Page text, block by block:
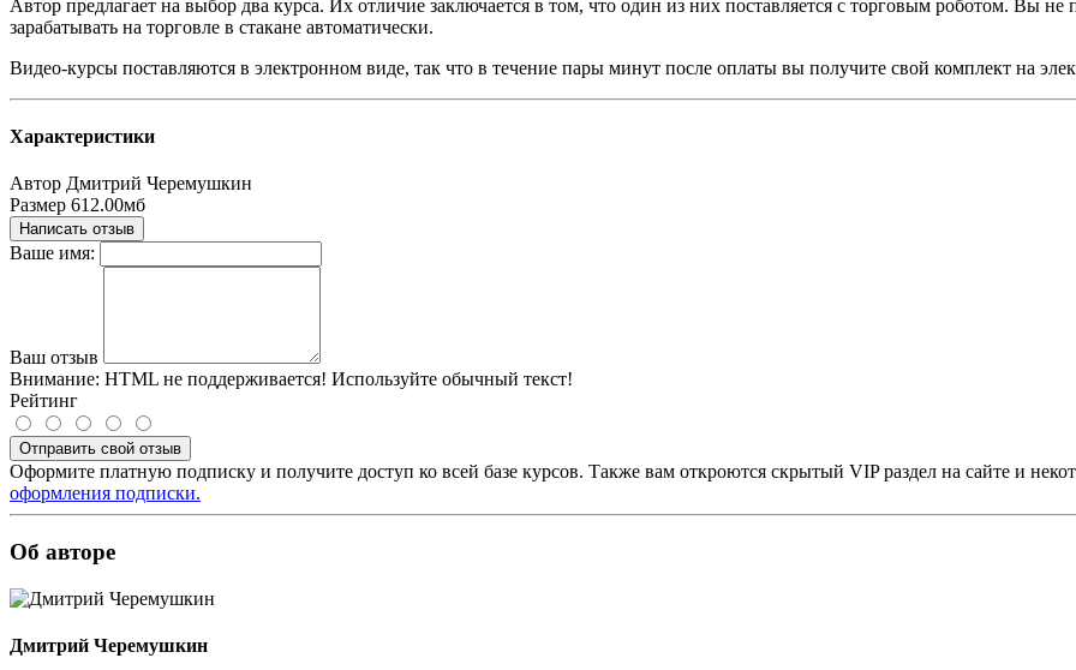
Автор предлагает на выбор два курса. Их отличие заключается в том, что один из них поставляется с торговым роботом. Вы не
зарабатывать на торговле в стакане автоматически.
Видео-курсы поставляются в электронном виде, так что в течение пары минут после оплаты вы получите свой комплект на
Характеристики
Автор Дмитрий Черемушкин
Размер 612.00мб
Написать отзыв
Ваше имя:
Ваш отзыв
Внимание: HTML не поддерживается! Используйте обычный текст!
Рейтинг
Отправить свой отзыв
Оформите платную подписку и получите доступ ко всей базе курсов. Также вам откроются скрытый VIP раздел на сайте и
оформления подписки.
Об авторе
Дмитрий Черемушкин